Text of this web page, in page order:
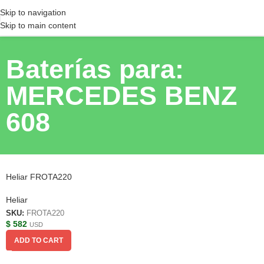
Skip to navigation
Skip to main content
Baterías para:
MERCEDES BENZ
608
Heliar FROTA220
Heliar
SKU: FROTA220
$ 582 USD
ADD TO CART